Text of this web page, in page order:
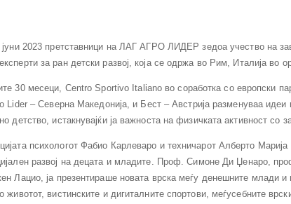
2023 претставници на ЛАГ АГРО ЛИДЕР зедоа учество на
за ран детски развој, која се одржа во Рим, Италија во
30 месеци, Centro Sportivo Italiano во соработка со европски
Lider – Северна Македонија, и Бест – Австрија разменуваа идеи
детство, истакнувајќи ја важноста на физичката активност со
психологот Фабио Карлеваро и техничарот Алберто
развој на децата и младите. Проф. Симоне Ди Џенаро,
Лацио, ја презентираше новата врска меѓу денешните млади и
животот, вистинските и дигиталните спортови, меѓусебните